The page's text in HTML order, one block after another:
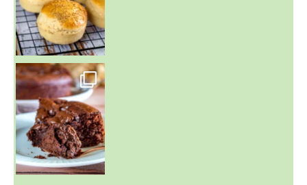
~ GÂTEAU FONDANT CHOCO NOISETTE ~
C'est lundi